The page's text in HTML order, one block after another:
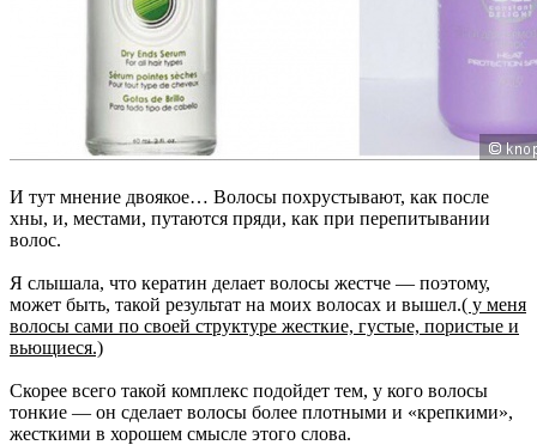
И тут мнение двоякое… Волосы похрустывают, как после
хны, и, местами, путаются пряди, как при перепитывании
волос.
Я слышала, что кератин делает волосы жестче — поэтому,
может быть, такой результат на моих волосах и вышел.( у меня
волосы сами по своей структуре жесткие, густые, пористые и
вьющиеся.)
Скорее всего такой комплекс подойдет тем, у кого волосы
тонкие — он сделает волосы более плотными и «крепкими»,
жесткими в хорошем смысле этого слова.